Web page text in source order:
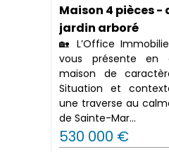
Maison 4 pièces -
jardin arboré
🏡 L’Office
vous présente en
maison de
Situation et
une traverse au
de Sainte-Mar...
530 000 €